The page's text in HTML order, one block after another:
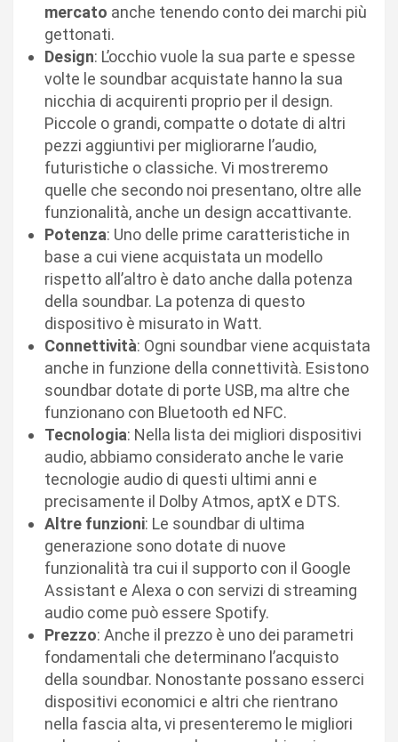
mercato anche tenendo conto dei marchi più
gettonati.
Design: L’occhio vuole la sua parte e spesse
volte le soundbar acquistate hanno la sua
nicchia di acquirenti proprio per il design.
Piccole o grandi, compatte o dotate di altri
pezzi aggiuntivi per migliorarne l’audio,
futuristiche o classiche. Vi mostreremo
quelle che secondo noi presentano, oltre alle
funzionalità, anche un design accattivante.
Potenza: Uno delle prime caratteristiche in
base a cui viene acquistata un modello
rispetto all’altro è dato anche dalla potenza
della soundbar. La potenza di questo
dispositivo è misurato in Watt.
Connettività: Ogni soundbar viene acquistata
anche in funzione della connettività. Esistono
soundbar dotate di porte USB, ma altre che
funzionano con Bluetooth ed NFC.
Tecnologia: Nella lista dei migliori dispositivi
audio, abbiamo considerato anche le varie
tecnologie audio di questi ultimi anni e
precisamente il Dolby Atmos, aptX e DTS.
Altre funzioni: Le soundbar di ultima
generazione sono dotate di nuove
funzionalità tra cui il supporto con il Google
Assistant e Alexa o con servizi di streaming
audio come può essere Spotify.
Prezzo: Anche il prezzo è uno dei parametri
fondamentali che determinano l’acquisto
della soundbar. Nonostante possano esserci
dispositivi economici e altri che rientrano
nella fascia alta, vi presenteremo le migliori